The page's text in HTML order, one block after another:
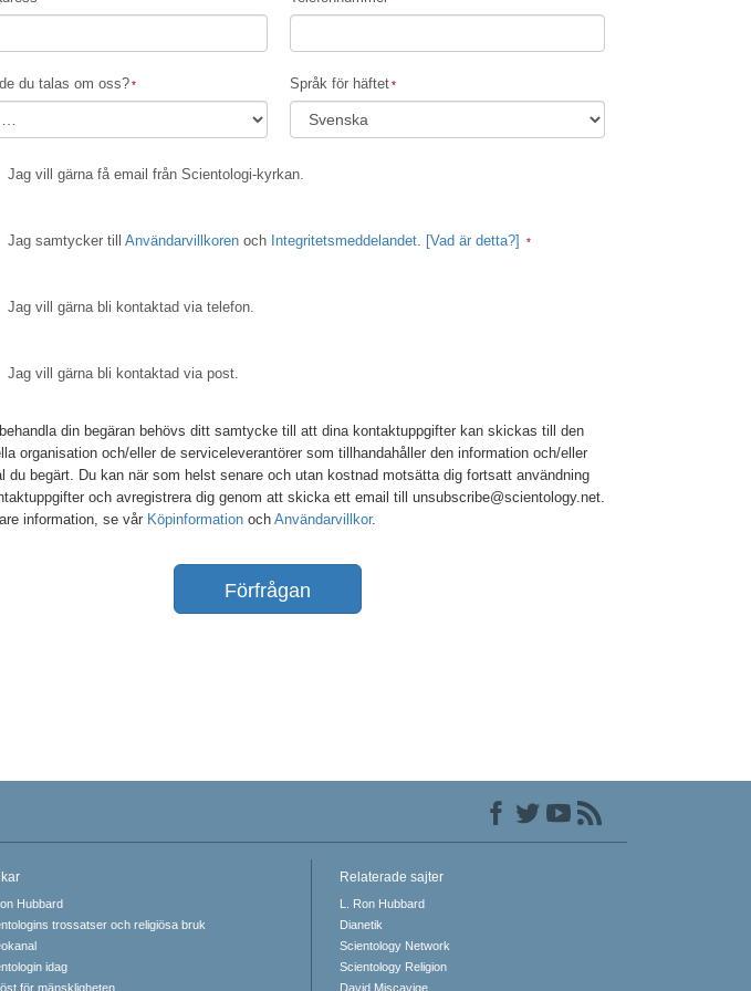
Verktyg för arbetslivet
Etik och tillstånden
Organiseringens grunder
du talas om oss? Språk för häftet
Jag vill gärna få email från Scientologi-kyrkan.
Jag samtycker till Användarvillkoren och Integritetsmeddelandet. [Vad är detta?]
Jag vill gärna bli kontaktad via telefon.
Jag vill gärna bli kontaktad via post.
din begäran behövs ditt samtycke till att dina kontaktuppgifter kan skickas till den
organisation och/eller de serviceleverantörer som tillhandahåller den information och/eller
du begärt. Du kan när som helst senare och utan kostnad motsätta dig fortsatt användning
och avregistrera dig genom att skicka ett email till unsubscribe@scientology.net.
information, se vår Köpinformation och Användarvillkor.
Förfrågan
Hubbard
trossatser och religiösa bruk
idag
för mänskligheten
Relaterade sajter
L. Ron Hubbard
Dianetik
Scientology Network
Scientology Religion
David Miscavige